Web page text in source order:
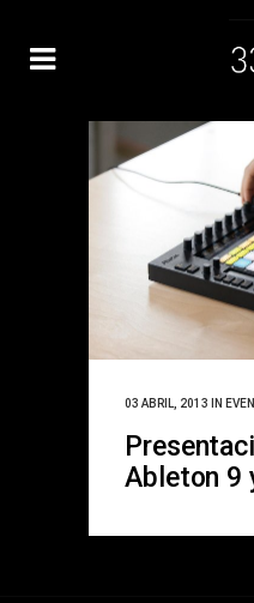
03 ABRIL, 2013 IN
Ableton 9